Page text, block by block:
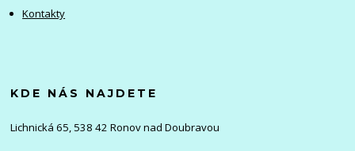
Kontakty
KDE NÁS NAJDETE
Lichnická 65, 538 42 Ronov nad Doubravou